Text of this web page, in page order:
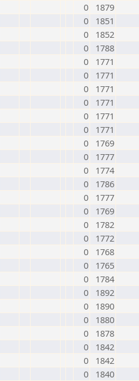
0
1879
0
1851
0
1852
0
1788
0
1771
0
1771
0
1771
0
1771
0
1771
0
1771
0
1769
0
1777
0
1774
0
1786
0
1777
0
1769
0
1782
0
1772
0
1768
0
1765
0
1784
0
1892
0
1890
0
1880
0
1878
0
1842
0
1842
0
1840